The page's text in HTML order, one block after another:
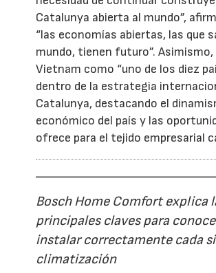
Catalunya abierta al mundo”,
“las economías abiertas, las que
mundo, tienen futuro”. Asimismo,
Vietnam como “uno de los diez
dentro de la estrategia
Catalunya, destacando el
económico del país y las
ofrece para el tejido empresarial
Bosch Home Comfort explica
principales claves para
instalar correctamente cada
climatización